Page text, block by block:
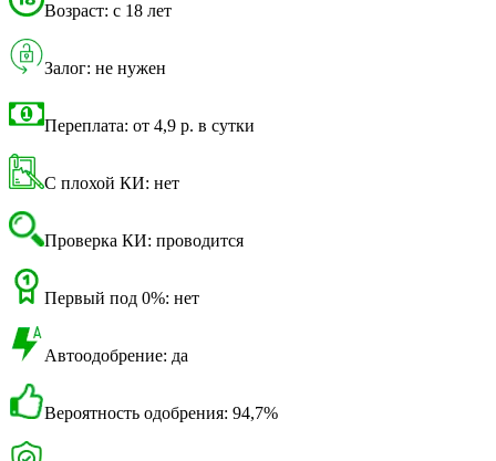
Возраст: с 18 лет
Залог: не нужен
Переплата: от 4,9 р. в сутки
С плохой КИ: нет
Проверка КИ: проводится
Первый под 0%: нет
Автоодобрение: да
Вероятность одобрения: 94,7%